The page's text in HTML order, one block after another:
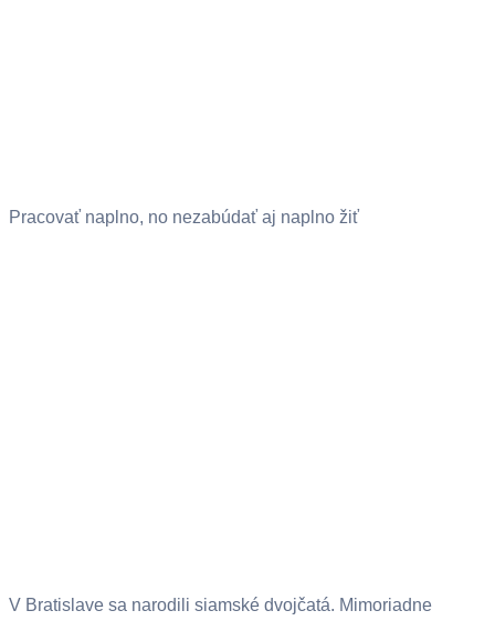
Pracovať naplno, no nezabúdať aj naplno žiť
V Bratislave sa narodili siamské dvojčatá. Mimoriadne